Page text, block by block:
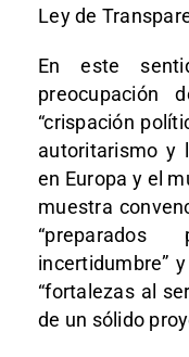
Ley de
En este
preocupación
“crispación
autoritarismo y
en Europa y el
muestra
incertidumbre”
“fortalezas al
de un sólido